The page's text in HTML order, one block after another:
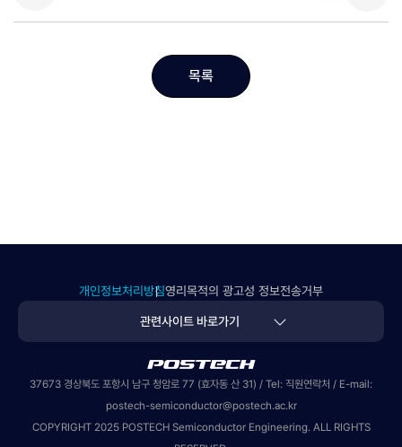
목록
개인정보처리방침영리목적의 광고성 정보전송거부
관련사이트 바로가기
37673 경상북도 포항시 남구 청암로 77 (효자동 산 31) / Tel: 직원연락처 / E-mail:
postech-semiconductor@postech.ac.kr
COPYRIGHT 2025 POSTECH Semiconductor Engineering. ALL RIGHTS